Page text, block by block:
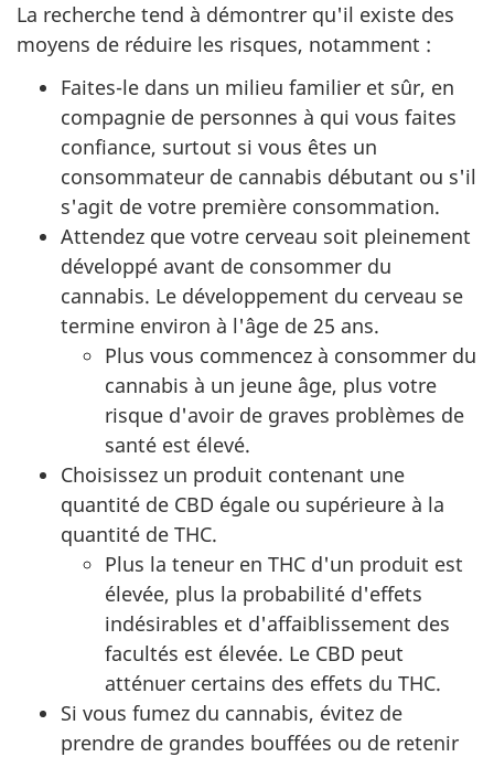
La recherche tend à démontrer qu'il existe des
moyens de réduire les risques, notamment :
Faites-le dans un milieu familier et sûr, en
compagnie de personnes à qui vous faites
confiance, surtout si vous êtes un
consommateur de cannabis débutant ou s'il
s'agit de votre première consommation.
Attendez que votre cerveau soit pleinement
développé avant de consommer du
cannabis. Le développement du cerveau se
termine environ à l'âge de 25 ans.
Plus vous commencez à consommer du
cannabis à un jeune âge, plus votre
risque d'avoir de graves problèmes de
santé est élevé.
Choisissez un produit contenant une
quantité de CBD égale ou supérieure à la
quantité de THC.
Plus la teneur en THC d'un produit est
élevée, plus la probabilité d'effets
indésirables et d'affaiblissement des
facultés est élevée. Le CBD peut
atténuer certains des effets du THC.
Si vous fumez du cannabis, évitez de
prendre de grandes bouffées ou de retenir